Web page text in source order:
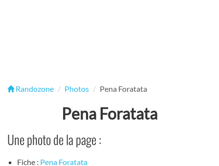
Randozone Photos Pena Foratata
Pena Foratata
Une photo de la page :
Fiche : Pena Foratata